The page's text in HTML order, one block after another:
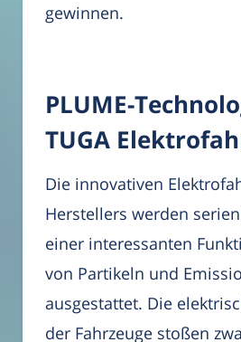
gewinnen.
PLUME-
TUGA
Die innovativen
Herstellers werden
einer interessanten
von Partikeln und
ausgestattet. Die
der Fahrzeuge stoßen